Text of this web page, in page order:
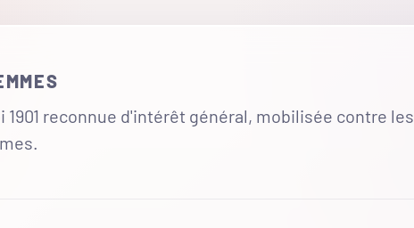
1901 reconnue d'intérêt général, mobilisée contre les